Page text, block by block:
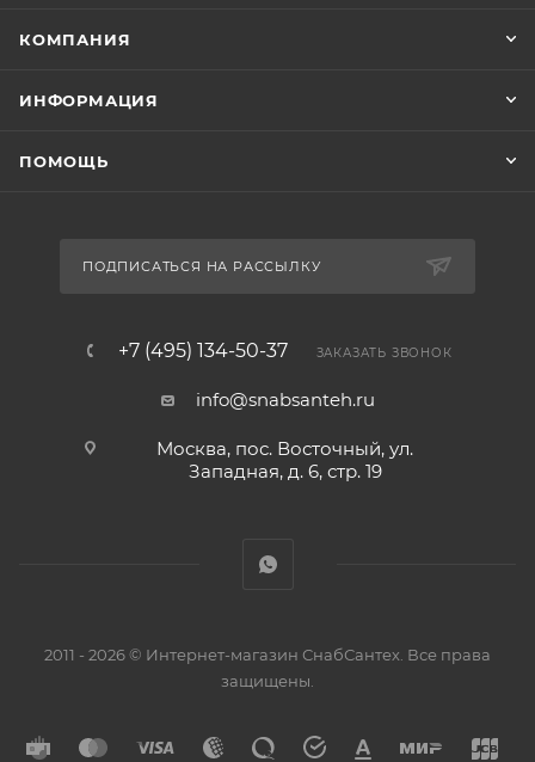
КОМПАНИЯ
ИНФОРМАЦИЯ
ПОМОЩЬ
ПОДПИСАТЬСЯ НА РАССЫЛКУ
+7 (495) 134-50-37 ЗАКАЗАТЬ ЗВОНОК
info@snabsanteh.ru
Москва, пос. Восточный, ул.
Западная, д. 6, стр. 19
2011 - 2026 © Интернет-магазин СнабСантех. Все права
защищены.